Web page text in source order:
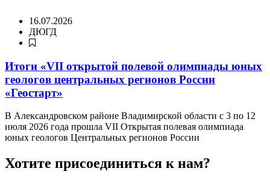
16.07.2026
ДЮГД
Итоги «VII открытой полевой олимпиады юных
геологов центральных регионов России
«Геостарт»
В Александровском районе Владимирской области с 3 по 12
июля 2026 года прошла VII Открытая полевая олимпиада
юных геологов Центральных регионов России
Хотите присоединиться к нам?